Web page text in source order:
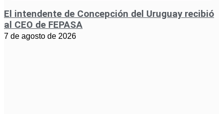
El intendente de Concepción del Uruguay recibió
al CEO de FEPASA
7 de agosto de 2026